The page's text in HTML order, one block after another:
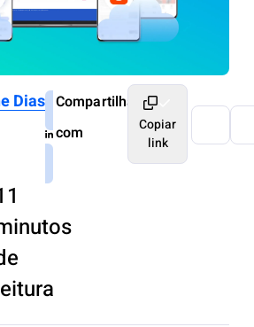
Dias Compartilhar
com
Copiar
link